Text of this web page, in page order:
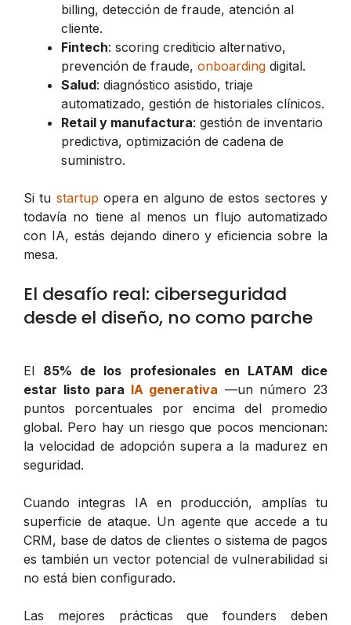
billing, detección de fraude, atención al
cliente.
Fintech: scoring crediticio alternativo,
prevención de fraude, onboarding digital.
Salud: diagnóstico asistido, triaje
automatizado, gestión de historiales clínicos.
Retail y manufactura: gestión de inventario
predictiva, optimización de cadena de
suministro.
Si tu startup opera en alguno de estos sectores y
todavía no tiene al menos un flujo automatizado
con IA, estás dejando dinero y eficiencia sobre la
mesa.
El desafío real: ciberseguridad
desde el diseño, no como parche
El 85% de los profesionales en LATAM dice
estar listo para IA generativa —un número 23
puntos porcentuales por encima del promedio
global. Pero hay un riesgo que pocos mencionan:
la velocidad de adopción supera a la madurez en
seguridad.
Cuando integras IA en producción, amplías tu
superficie de ataque. Un agente que accede a tu
CRM, base de datos de clientes o sistema de pagos
es también un vector potencial de vulnerabilidad si
no está bien configurado.
Las mejores prácticas que founders deben